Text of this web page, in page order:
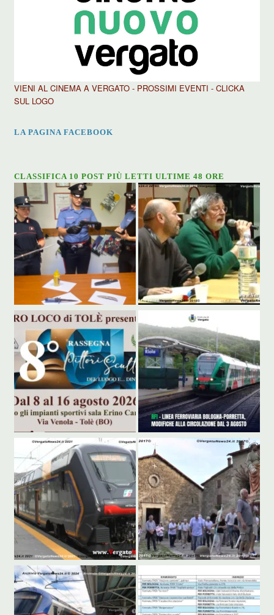
VIENI AL CINEMA A VERGATO - PROSSIMI EVENTI - CLICKA
SUL LOGO
LA PAGINA FACEBOOK
CLASSIFICA 10 POST PIÙ LETTI ULTIME 48 ORE